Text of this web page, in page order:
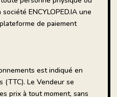
ENCYLOPED.IA une
de paiement
est indiqué en
(TTC). Le Vendeur se
prix à tout moment, sans